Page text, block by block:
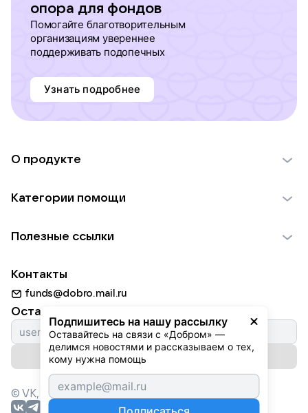
опора для фондов
Помогайте благотворительным
организациям увереннее
поддерживать подопечных
Узнать подробнее
Подпишитесь на нашу рассылку
Оставайтесь на связи с «Добром» —
делимся новостями и рассказываем о тех,
кому нужна помощь
О продукте
Использование материалов
Для НКО
Партнерам
Категории помощи
Пожилым
Животным
Природе
Культуре
Фондам
Полезные ссылки
Добрый день
Истории
Автоплатежи
Контакты
funds@dobro.mail.ru
Оставайтесь с нами
Подписаться на рассылку
© VK, 2026г. Все права защищены.